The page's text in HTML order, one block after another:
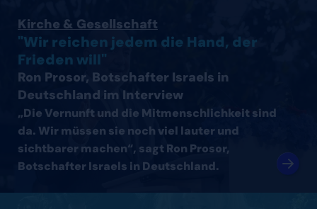
Kirche & Gesellschaft
"Wir reichen jedem die Hand, der
Frieden will"
Ron Prosor, Botschafter Israels in
Deutschland im Interview
„Die Vernunft und die Mitmenschlichkeit sind
da. Wir müssen sie noch viel lauter und
sichtbarer machen“, sagt Ron Prosor,
Botschafter Israels in Deutschland.